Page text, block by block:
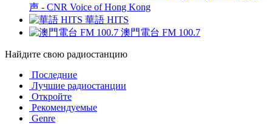
声 - CNR Voice of Hong Kong
華語 HITS
澳門電台 FM 100.7
Найдите свою радиостанцию
Последние
Лучшие радиостанции
Откройте
Рекомендуемые
Genre